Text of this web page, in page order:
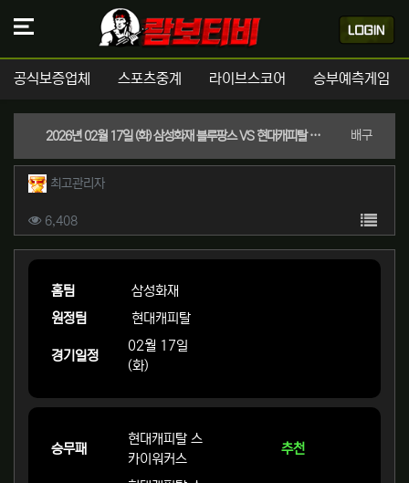
공식보증업체 스포츠중계 라이브스코어 승부예측게임
2026년 02월 17일 (화) 삼성화재 블루팡스 VS 현대캐피탈 스카이워커스 V-리그 남자부 스포츠분석 배구분류
작성자 정보
최고관리자작성
컨텐츠 정보
6,408조회 목록
본문
홈팀
삼성화재
원정팀
현대캐피탈
경기일정
02월 17일
(화)
승무패
현대캐피탈 스
카이워커스
추천